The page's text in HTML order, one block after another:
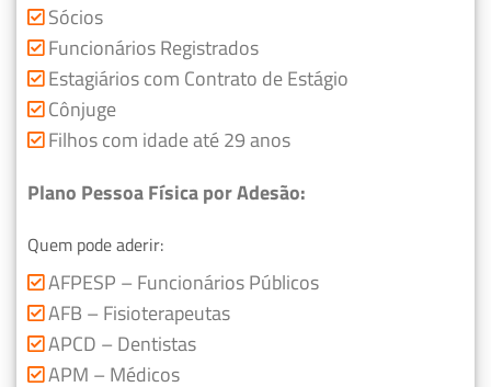
Sócios
Funcionários Registrados
Estagiários com Contrato de Estágio
Cônjuge
Filhos com idade até 29 anos
Plano Pessoa Física por Adesão:
Quem pode aderir:
AFPESP – Funcionários Públicos
AFB – Fisioterapeutas
APCD – Dentistas
APM – Médicos